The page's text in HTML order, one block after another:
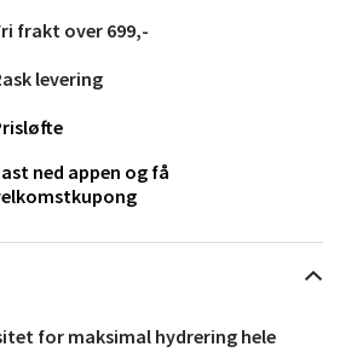
for maksimal hydrering hele
frakt over 699,-
levering
ned appen og få
Senter Malmporten
8514 Narvik
18